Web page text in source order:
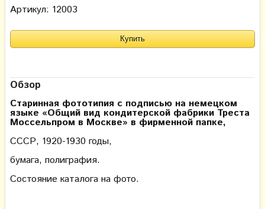
Артикул: 12003
Обзор
Старинная фототипия с подписью на немецком
языке «Общий вид кондитерской фабрики Треста
Моссельпром в Москве» в фирменной папке,
СССР, 1920-1930 годы,
бумага, полиграфия.
Состояние каталога на фото.